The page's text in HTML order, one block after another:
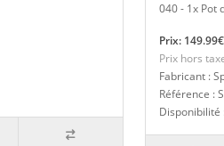
040 - 1x Pot
Prix: 149.99€
Prix hors
Fabricant :
Référence :
Disponibilité